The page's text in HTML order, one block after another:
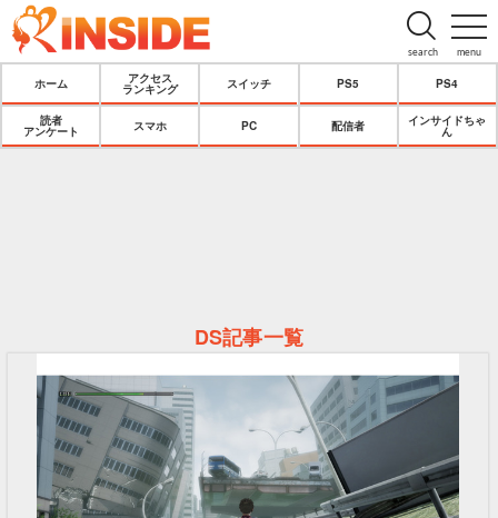
menu
search
ホーム
アクセス
ランキング
スイッチ PS5 PS4
読者
アンケート
スマホ PC 配信者
インサイドちゃ
ん
DS記事一覧